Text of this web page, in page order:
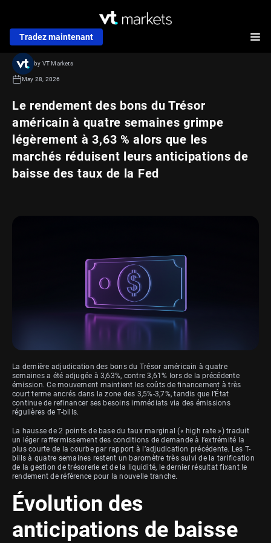
Tradez maintenant
Le rendement des bons du Trésor
américain à quatre semaines grimpe
légèrement à 3,63 % alors que les
marchés réduisent leurs anticipations de
baisse des taux de la Fed
by VT Markets
May 28, 2026
La dernière adjudication des bons du Trésor américain à quatre
semaines a été adjugée à 3,63%, contre 3,61% lors de la précédente
émission. Ce mouvement maintient les coûts de financement à très
court terme ancrés dans la zone des 3,5%-3,7%, tandis que l’État
continue de refinancer ses besoins immédiats via des émissions
régulières de T-bills.
La hausse de 2 points de base du taux marginal (« high rate ») traduit
un léger raffermissement des conditions de demande à l’extrémité la
plus courte de la courbe par rapport à l’adjudication précédente. Les T-
bills à quatre semaines restent un baromètre très suivi de la tarification
de la gestion de trésorerie et de la liquidité, le dernier résultat fixant le
rendement de référence pour la nouvelle tranche.
Évolution des
anticipations de baisse